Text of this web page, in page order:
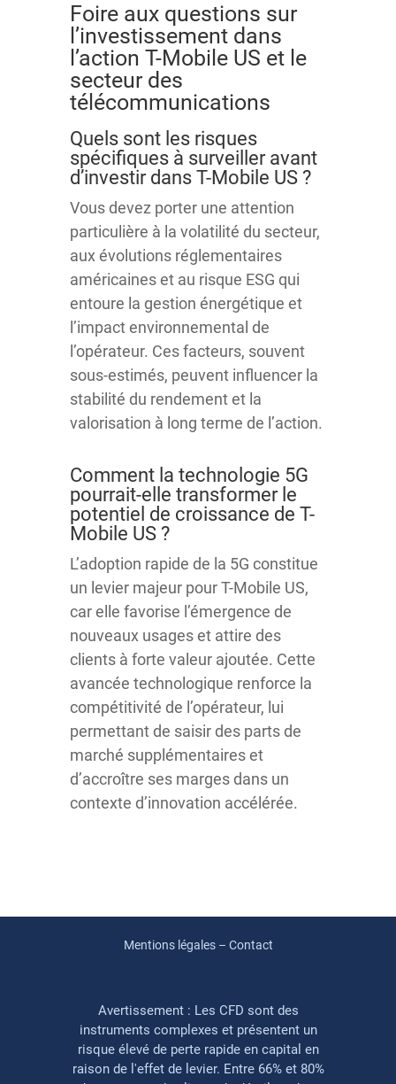
Foire aux questions sur
l’investissement dans
l’action T-Mobile US et le
secteur des
télécommunications
Quels sont les risques
spécifiques à surveiller avant
d’investir dans T-Mobile US ?
Vous devez porter une attention
particulière à la volatilité du secteur,
aux évolutions réglementaires
américaines et au risque ESG qui
entoure la gestion énergétique et
l’impact environnemental de
l’opérateur. Ces facteurs, souvent
sous-estimés, peuvent influencer la
stabilité du rendement et la
valorisation à long terme de l’action.
Comment la technologie 5G
pourrait-elle transformer le
potentiel de croissance de T-
Mobile US ?
L’adoption rapide de la 5G constitue
un levier majeur pour T-Mobile US,
car elle favorise l’émergence de
nouveaux usages et attire des
clients à forte valeur ajoutée. Cette
avancée technologique renforce la
compétitivité de l’opérateur, lui
permettant de saisir des parts de
marché supplémentaires et
d’accroître ses marges dans un
contexte d’innovation accélérée.
Mentions légales – Contact
Avertissement : Les CFD sont des
instruments complexes et présentent un
risque élevé de perte rapide en capital en
raison de l'effet de levier. Entre 66% et 80%